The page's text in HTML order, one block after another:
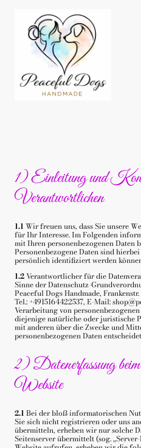
1) Einleitung und
Verantwortlichen
1.1Wir freuen uns, dass Sie unsere
für Ihr Interesse. Im Folgenden
mit Ihren personenbezogenen Daten
Personenbezogene Daten sind
persönlich identifiziert werden
1.2Verantwortlicher für die
Sinne der Datenschutz-
Peaceful Dogs Handmade,
Tel.: +4915164422537, E-Mail:
Verarbeitung von
diejenige natürliche oder juristische
mit anderen über die Zwecke und
personenbezogenen Daten
2) Datenerfassung
Website
2.1Bei der bloß informatorischen
Sie sich nicht registrieren oder uns
übermitteln, erheben wir nur solche
Seitenserver übermittelt (sog.